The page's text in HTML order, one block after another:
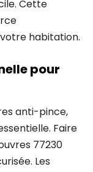
Cette
habitation.
pour
anti-pince,
Faire
77230
Les